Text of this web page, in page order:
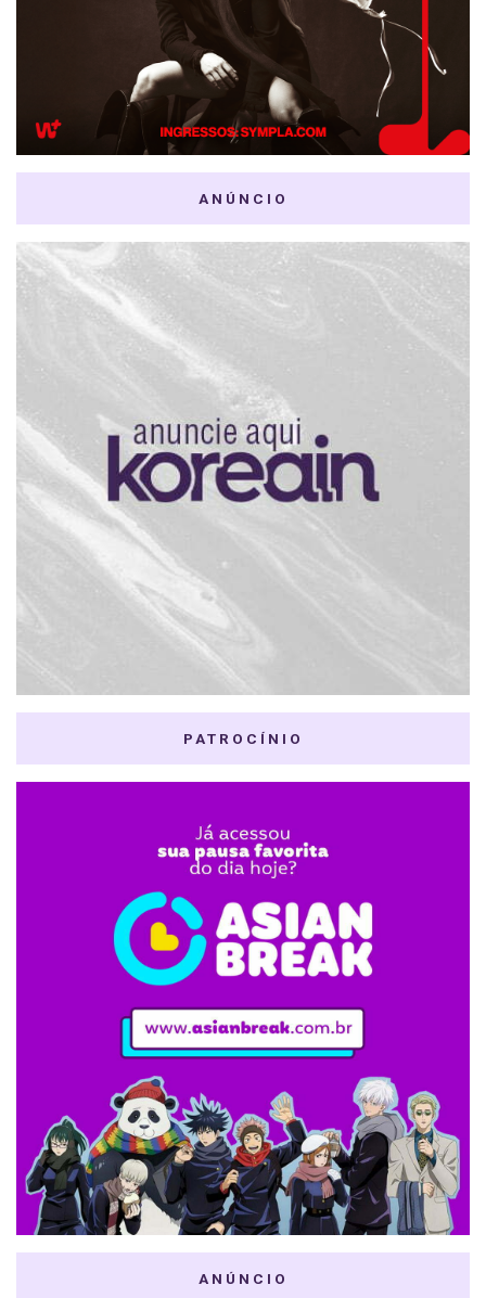
ANÚNCIO
PATROCÍNIO
ANÚNCIO